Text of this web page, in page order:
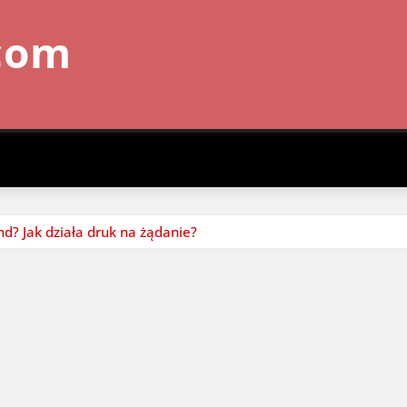
Jak działa druk na żądanie?